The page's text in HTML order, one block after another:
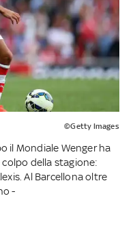
©Getty Images
il Mondiale Wenger ha
della stagione:
Al Barcellona oltre
-